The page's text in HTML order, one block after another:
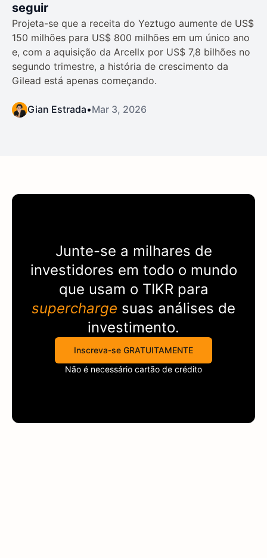
seguir
Projeta-se que a receita do Yeztugo aumente de US$
150 milhões para US$ 800 milhões em um único ano
e, com a aquisição da Arcellx por US$ 7,8 bilhões no
segundo trimestre, a história de crescimento da
Gilead está apenas começando.
Gian Estrada•Mar 3, 2026
Junte-se a milhares de
investidores em todo o mundo
que usam o TIKRpara
supercharge suas análises de
investimento.
Inscreva-se GRATUITAMENTE
Não é necessário cartão de crédito